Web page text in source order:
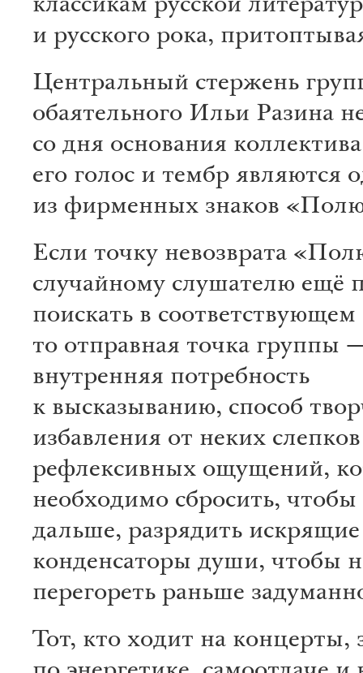
классикам русской
и русского рока,
Центральный стержень
обаятельного Ильи Разина
со дня основания
его голос и тембр являются
из фирменных знаков
Если точку невозврата
случайному слушателю ещё
поискать в
то отправная точка группы
внутренняя потребность
к высказыванию, способ
избавления от неких слепков
рефлексивных ощущений,
необходимо сбросить,
дальше, разрядить искрящие
конденсаторы души, чтобы
перегореть раньше
Тот, кто ходит на концерты,